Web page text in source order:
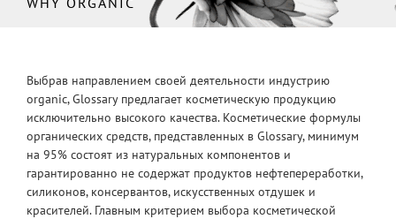
Выбрав направлением своей деятельности индустрию
organic, Glossary предлагает косметическую продукцию
исключительно высокого качества. Косметические формулы
органических средств, представленных в Glossary, минимум
на 95% состоят из натуральных компонентов и
гарантированно не содержат продуктов нефтепереработки,
силиконов, консервантов, искусственных отдушек и
красителей. Главным критерием выбора косметической